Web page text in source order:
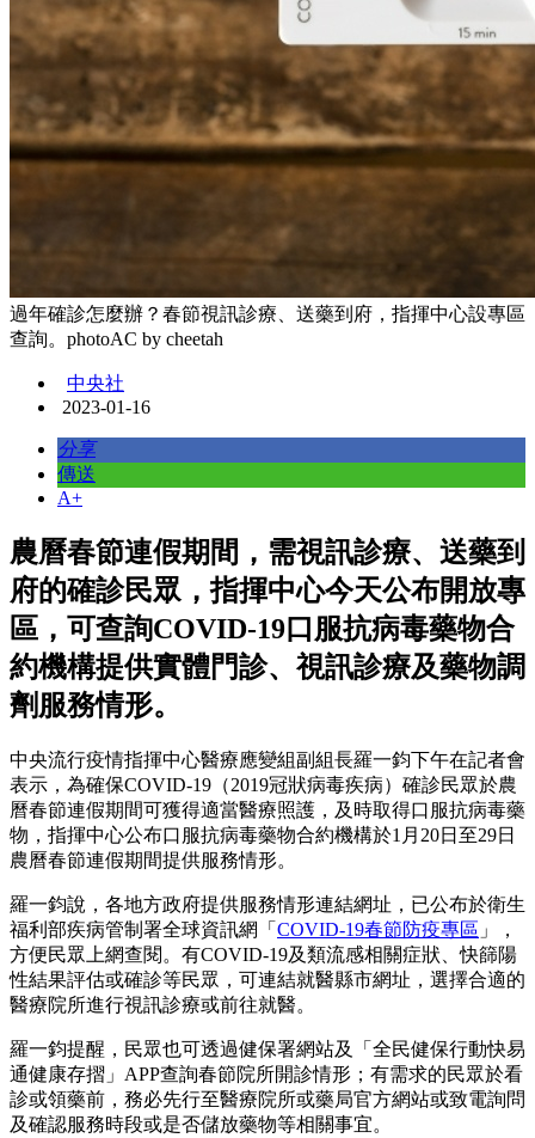
過年確診怎麼辦？春節視訊診療、送藥到府，指揮中心設專區
查詢。photoAC by cheetah
中央社
2023-01-16
分享
傳送
A+
農曆春節連假期間，需視訊診療、送藥到
府的確診民眾，指揮中心今天公布開放專
區，可查詢COVID-19口服抗病毒藥物合
約機構提供實體門診、視訊診療及藥物調
劑服務情形。
中央流行疫情指揮中心醫療應變組副組長羅一鈞下午在記者會
表示，為確保COVID-19（2019冠狀病毒疾病）確診民眾於農
曆春節連假期間可獲得適當醫療照護，及時取得口服抗病毒藥
物，指揮中心公布口服抗病毒藥物合約機構於1月20日至29日
農曆春節連假期間提供服務情形。
羅一鈞說，各地方政府提供服務情形連結網址，已公布於衛生
福利部疾病管制署全球資訊網「 COVID-19春節防疫專區 」，
方便民眾上網查閱。有COVID-19及類流感相關症狀、快篩陽
性結果評估或確診等民眾，可連結就醫縣市網址，選擇合適的
醫療院所進行視訊診療或前往就醫。
羅一鈞提醒，民眾也可透過健保署網站及「全民健保行動快易
通健康存摺」APP查詢春節院所開診情形；有需求的民眾於看
診或領藥前，務必先行至醫療院所或藥局官方網站或致電詢問
及確認服務時段或是否儲放藥物等相關事宜。